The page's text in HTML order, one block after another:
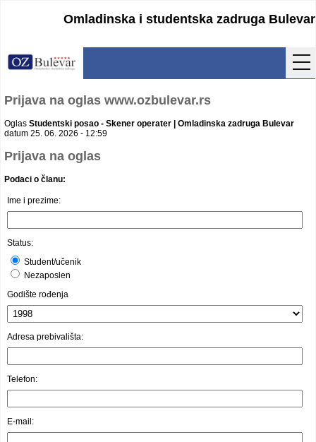
Omladinska i studentska zadruga Bulevar
Usluge
Kontakt
Prijava na oglas www.ozbulevar.rs
Oglas Studentski posao - Skener operater | Omladinska zadruga Bulevar
datum 25. 06. 2026 - 12:59
Prijava na oglas
Podaci o članu:
Ime i prezime:
Status:
Student/učenik
Nezaposlen
Godište rođenja
Adresa prebivališta:
Telefon:
E-mail: